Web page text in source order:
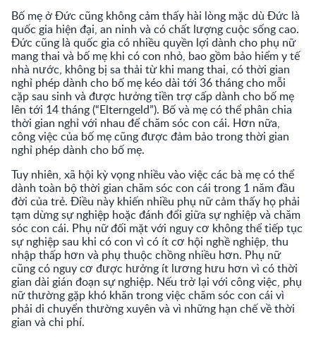
Bố mẹ ở Đức cũng không cảm thấy hài lòng mặc dù Đức là
quốc gia hiện đại, an ninh và có chất lượng cuộc sống cao.
Đức cũng là quốc gia có nhiều quyền lợi dành cho phụ nữ
mang thai và bố mẹ khi có con nhỏ, bao gồm bảo hiểm y tế
nhà nước, không bị sa thải từ khi mang thai, có thời gian
nghỉ phép dành cho bố mẹ kéo dài tới 36 tháng cho mỗi
cặp sau sinh và được hưởng tiền trợ cấp dành cho bố mẹ
lên tới 14 tháng (“Elterngeld”). Bố và mẹ có thể phân chia
thời gian nghỉ với nhau để chăm sóc con cái. Hơn nữa,
công việc của bố mẹ cũng được đảm bảo trong thời gian
nghỉ phép dành cho bố mẹ.
Tuy nhiên, xã hội kỳ vọng nhiều vào việc các bà mẹ có thể
dành toàn bộ thời gian chăm sóc con cái trong 1 năm đầu
đời của trẻ. Điều này khiến nhiều phụ nữ cảm thấy họ phải
tạm dừng sự nghiệp hoặc đánh đổi giữa sự nghiệp và chăm
sóc con cái. Phụ nữ đối mặt với nguy cơ không thể tiếp tục
sự nghiệp sau khi có con vì có ít cơ hội nghề nghiệp, thu
nhập thấp hơn và phụ thuộc chồng nhiều hơn. Phụ nữ
cũng có nguy cơ được hưởng ít lương hưu hơn vì có thời
gian dài gián đoạn sự nghiệp. Nếu trở lại với công việc, phụ
nữ thường gặp khó khăn trong việc chăm sóc con cái vì
phải di chuyển thường xuyên và vì những hạn chế về thời
gian và chi phí.